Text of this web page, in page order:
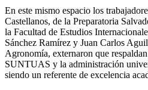
En este mismo espacio los
Castellanos, de la Preparatoria
la Facultad de Estudios
Sánchez Ramírez y Juan Carlos
Agronomía, externaron que
SUNTUAS y la administración
siendo un referente de excelencia